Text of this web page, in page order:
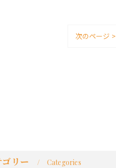
次のページ >
ゴリー Categories